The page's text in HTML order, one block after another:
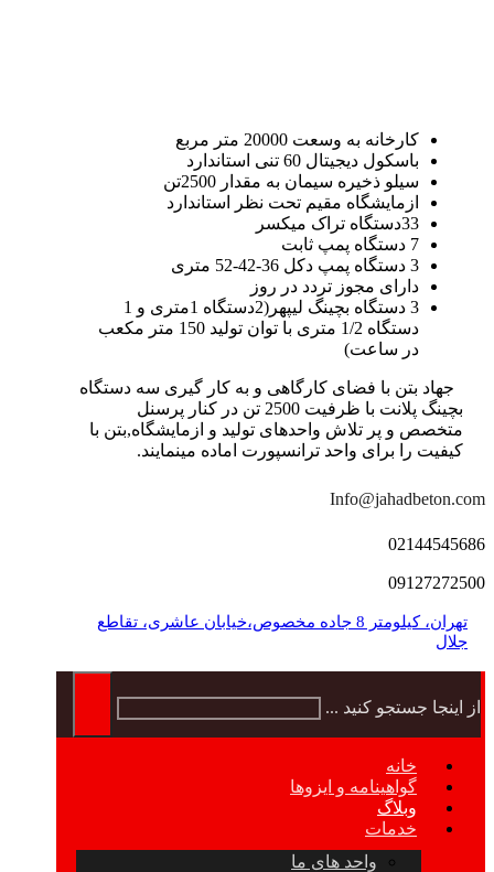
کارخانه به وسعت 20000 متر مربع
باسکول دیجیتال 60 تنی استاندارد
سیلو ذخیره سیمان به مقدار 2500تن
ازمایشگاه مقیم تحت نظر استاندارد
33دستگاه تراک میکسر
7 دستگاه پمپ ثابت
3 دستگاه پمپ دکل 36-42-52 متری
دارای مجوز تردد در روز
3 دستگاه بچینگ لیپهر(2دستگاه 1متری و 1
دستگاه 1/2 متری با توان تولید 150 متر مکعب
در ساعت)
جهاد بتن با فضای کارگاهی و به کار گیری سه دستگاه
بچینگ پلانت با ظرفیت 2500 تن در کنار پرسنل
متخصص و پر تلاش واحدهای تولید و ازمایشگاه,بتن با
کیفیت را برای واحد ترانسپورت اماده مینمایند.
Info@jahadbeton.com
02144545686
09127272500
تهران، کیلومتر 8 جاده مخصوص،خیابان عاشری، تقاطع
جلال
از اینجا جستجو کنید ...
خانه
گواهینامه و ایزوها
وبلاگ
خدمات
واحد های ما